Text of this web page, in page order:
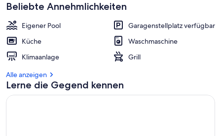
e
e
e
Beliebte Annehmlichkeiten
Eigener Pool
Garagenstellplatz verfügbar
Küche
Waschmaschine
Klimaanlage
Grill
Alle anzeigen
Lerne die Gegend kennen